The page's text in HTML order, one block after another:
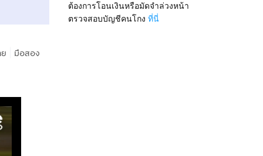
มือสอง
ต้องการโอนเงินหรือมัดจำล่วงหน้า
ตรวจสอบบัญชีคนโกง ที่นี่